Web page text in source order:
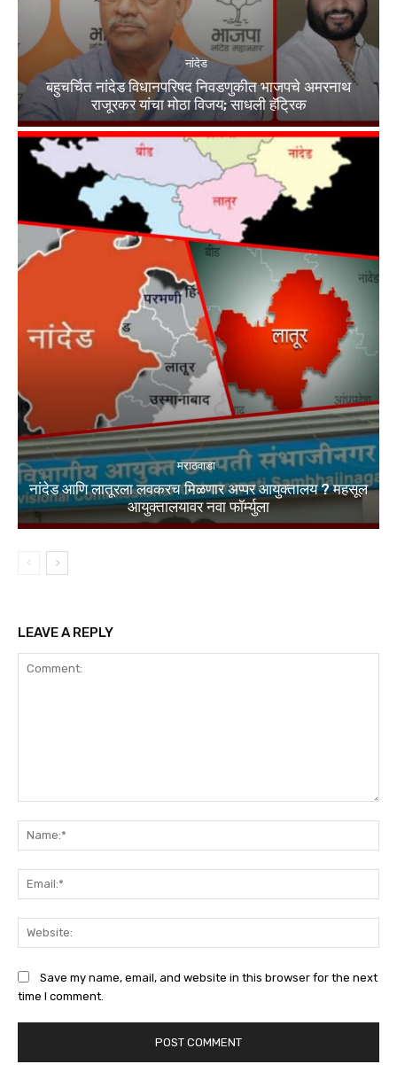
नांदेड
बहुचर्चित नांदेड विधानपरिषद निवडणुकीत भाजपचे अमरनाथ
राजूरकर यांचा मोठा विजय; साधली हॅट्रिक
मराठवाडा
नांदेड आणि लातूरला लवकरच मिळणार अप्पर आयुक्तालय ? महसूल
आयुक्तालयावर नवा फॉर्म्युला
LEAVE A REPLY
Save my name, email, and website in this browser for the next
time I comment.